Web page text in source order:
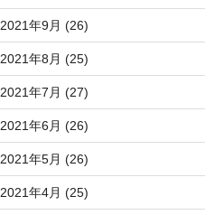
2021年9月 (26)
2021年8月 (25)
2021年7月 (27)
2021年6月 (26)
2021年5月 (26)
2021年4月 (25)